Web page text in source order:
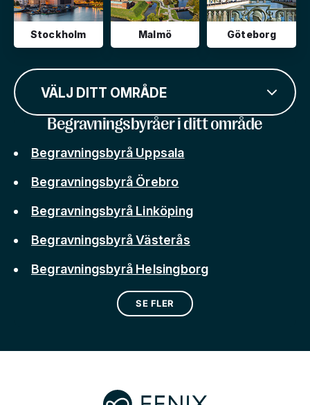
Stockholm Malmö Göteborg
VÄLJ DITT OMRÅDE
Begravningsbyråer i ditt område
Begravningsbyrå Uppsala
Begravningsbyrå Örebro
Begravningsbyrå Linköping
Begravningsbyrå Västerås
Begravningsbyrå Helsingborg
SE FLER